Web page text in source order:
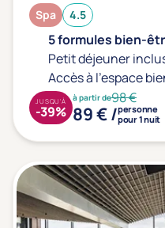
Spa 4.5
5 formules bien-
Petit déjeuner
Accès à l'espace
à partir de98 €
89 € /personne
pour 1 nuit
JUSQU'À
-39%